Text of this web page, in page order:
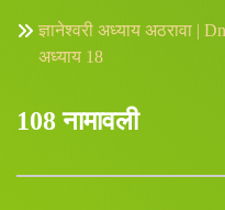
ज्ञानेश्वरी अध्याय अठरावा |
अध्याय 18
108 नामावली